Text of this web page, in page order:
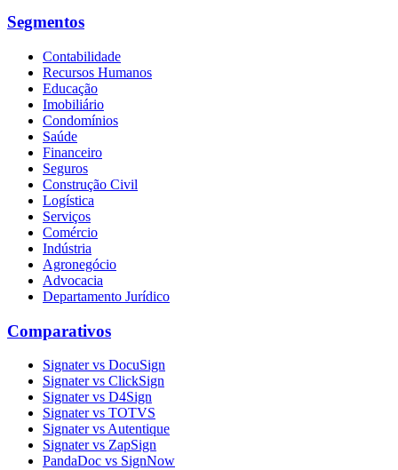
Segmentos
Contabilidade
Recursos Humanos
Educação
Imobiliário
Condomínios
Saúde
Financeiro
Seguros
Construção Civil
Logística
Serviços
Comércio
Indústria
Agronegócio
Advocacia
Departamento Jurídico
Comparativos
Signater vs DocuSign
Signater vs ClickSign
Signater vs D4Sign
Signater vs TOTVS
Signater vs Autentique
Signater vs ZapSign
PandaDoc vs SignNow